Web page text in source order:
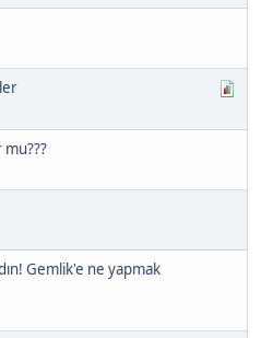
Gemlik'e ne yapmak